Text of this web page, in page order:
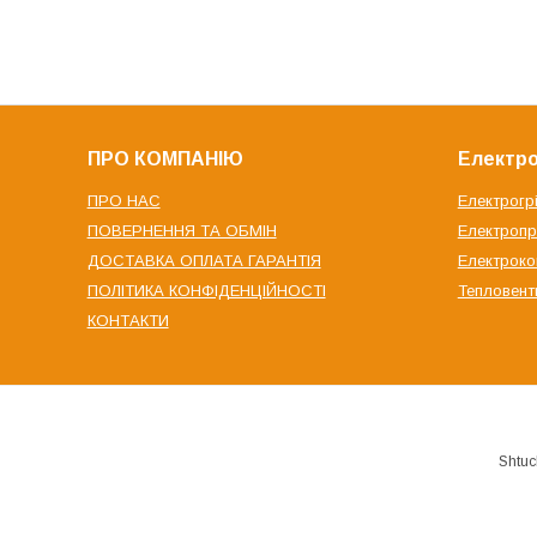
ПРО КОМПАНІЮ
ПРО НАС
ПОВЕРНЕННЯ ТА ОБМІН
ДОСТАВКА ОПЛАТА ГАРАНТІЯ
ПОЛІТИКА КОНФІДЕНЦІЙНОСТІ
КОНТАКТИ